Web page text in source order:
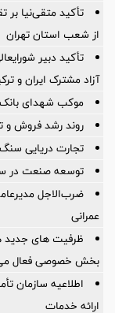
تأکید متقی‌نیا بر
از شعب استان تهران
تأکید دبیر
آزاد مشترک ایران و
موکب شهدای بانک
روند رشد فروش و
تجارت دریایی سنگ
توسعه صنعت در
ضرب‌الاجل
عمرانی
ظرفیت های جدید
بخش خصوصی فعال
اطلاعیه سازمان
ارائه خدمات